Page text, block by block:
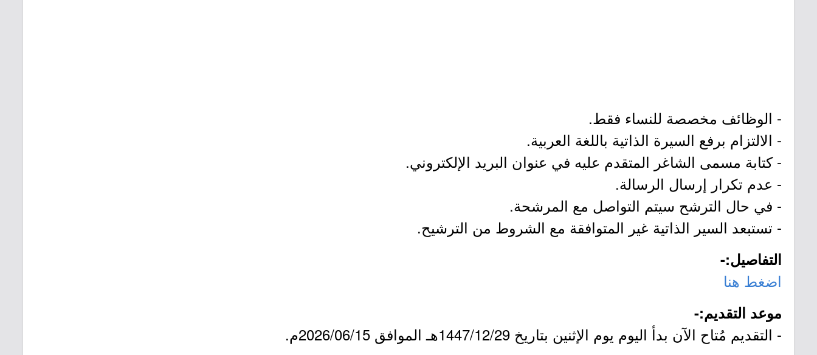
- الوظائف مخصصة للنساء فقط.
- الالتزام برفع السيرة الذاتية باللغة العربية.
- كتابة مسمى الشاغر المتقدم عليه في عنوان البريد الإلكتروني.
- عدم تكرار إرسال الرسالة.
- في حال الترشح سيتم التواصل مع المرشحة.
- تستبعد السير الذاتية غير المتوافقة مع الشروط من الترشيح.
التفاصيل:-
اضغط هنا
موعد التقديم:-
- التقديم مُتاح الآن بدأ اليوم يوم الإثنين بتاريخ 1447/12/29هـ الموافق 2026/06/15م.